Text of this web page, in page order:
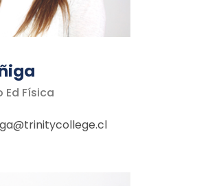
Física